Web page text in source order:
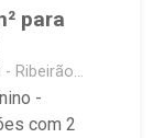
para
- Ribeirão
-